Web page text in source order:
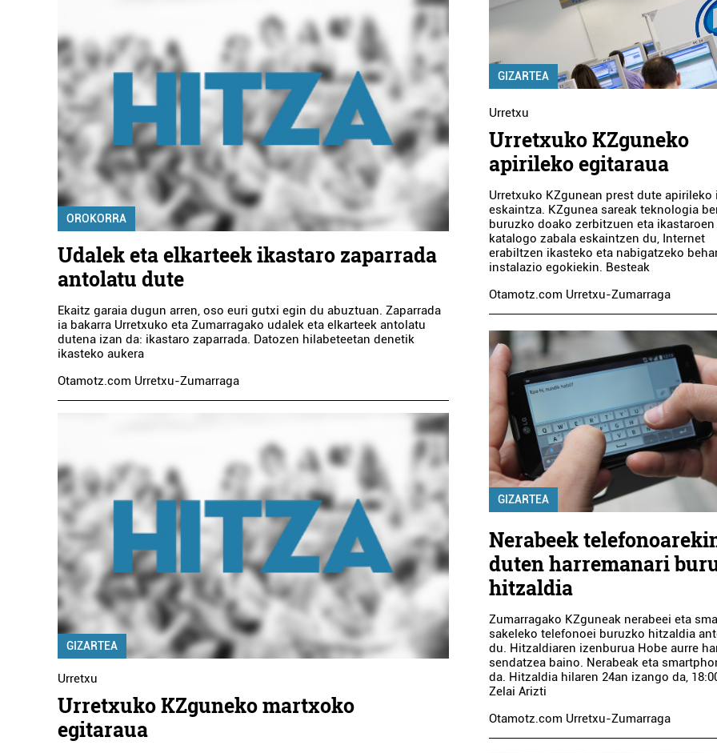
OROKORRA
Udalek eta elkarteek ikastaro zaparrada
antolatu dute
Ekaitz garaia dugun arren, oso euri gutxi egin du abuztuan. Zaparrada
ia bakarra Urretxuko eta Zumarragako udalek eta elkarteek antolatu
dutena izan da: ikastaro zaparrada. Datozen hilabeteetan denetik
ikasteko aukera
Otamotz.com Urretxu-Zumarraga
GIZARTEA
Urretxu
Urretxuko KZguneko martxoko
egitaraua
GIZARTEA
Urretxu
Urretxuko KZguneko
apirileko egitaraua
Urretxuko KZgunean prest dute apirileko
eskaintza. KZgunea sareak teknologia
buruzko doako zerbitzuen eta ikastaroen
katalogo zabala eskaintzen du, Internet
erabiltzen ikasteko eta nabigatzeko
instalazio egokiekin. Besteak
Otamotz.com Urretxu-Zumarraga
GIZARTEA
Nerabeek
duten harremanari
hitzaldia
Zumarragako KZguneak nerabeei eta
sakeleko telefonoei buruzko hitzaldia
du. Hitzaldiaren izenburua Hobe aurre
sendatzea baino. Nerabeak eta
da. Hitzaldia hilaren 24an izango da,
Zelai Arizti
Otamotz.com Urretxu-Zumarraga